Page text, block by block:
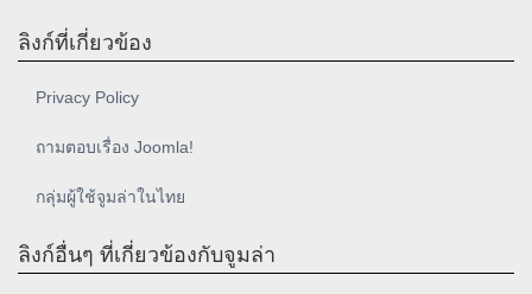
ลิงก์ที่เกี่ยวข้อง
Privacy Policy
ถามตอบเรื่อง Joomla!
กลุ่มผู้ใช้จูมล่าในไทย
ลิงก์อื่นๆ ที่เกี่ยวข้องกับจูมล่า